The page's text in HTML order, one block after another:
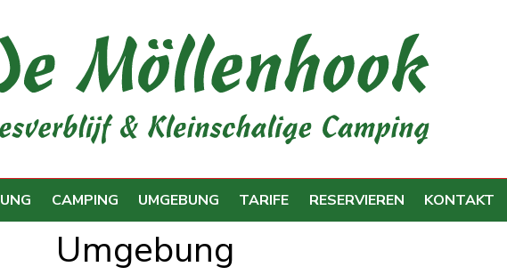
CAMPING UMGEBUNG TARIFE RESERVIEREN KONTAKT
Umgebung